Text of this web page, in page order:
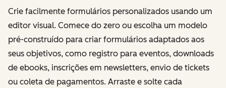
Crie facilmente formulários personalizados usando um
editor visual. Comece do zero ou escolha um modelo
pré-construído para criar formulários adaptados aos
seus objetivos, como registro para eventos, downloads
de ebooks, inscrições em newsletters, envio de tickets
ou coleta de pagamentos. Arraste e solte cada